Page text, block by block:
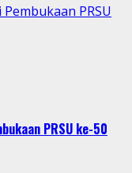
PRSU
PRSU ke-50